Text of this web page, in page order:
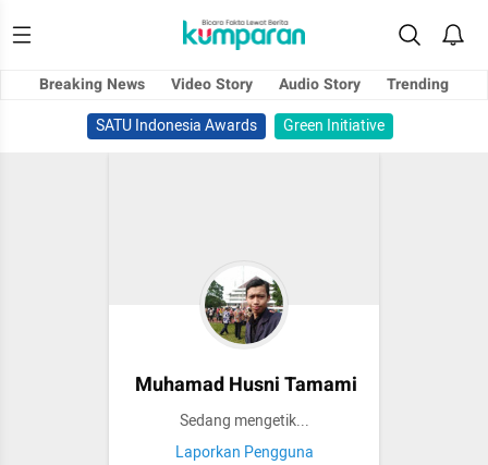
Breaking News Video Story Audio Story
Trending
SATU Indonesia Awards
Green Initiative
Muhamad Husni Tamami
Sedang mengetik...
Laporkan Pengguna